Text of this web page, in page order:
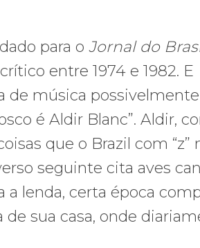
para o Jornal do
entre 1974 e 1982. E
de música possivelmente
é Aldir Blanc”. Aldir,
que o Brazil com “z”
seguinte cita aves
a lenda, certa época
sua casa, onde